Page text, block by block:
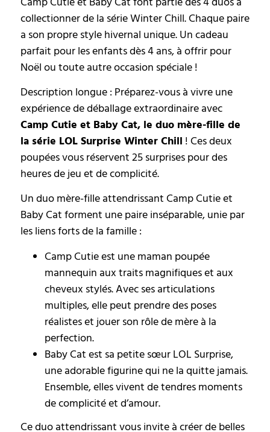
collectionner de la série Winter Chill. Chaque paire
a son propre style hivernal unique. Un cadeau
parfait pour les enfants dès 4 ans, à offrir pour
Noël ou toute autre occasion spéciale !
Description longue : Préparez-vous à vivre une
expérience de déballage extraordinaire avec
Camp Cutie et Baby Cat, le duo mère-fille de
la série LOL Surprise Winter Chill ! Ces deux
poupées vous réservent 25 surprises pour des
heures de jeu et de complicité.
Un duo mère-fille attendrissant Camp Cutie et
Baby Cat forment une paire inséparable, unie par
les liens forts de la famille :
Camp Cutie est une maman poupée
mannequin aux traits magnifiques et aux
cheveux stylés. Avec ses articulations
multiples, elle peut prendre des poses
réalistes et jouer son rôle de mère à la
perfection.
Baby Cat est sa petite sœur LOL Surprise,
une adorable figurine qui ne la quitte jamais.
Ensemble, elles vivent de tendres moments
de complicité et d’amour.
Ce duo attendrissant vous invite à créer de belles